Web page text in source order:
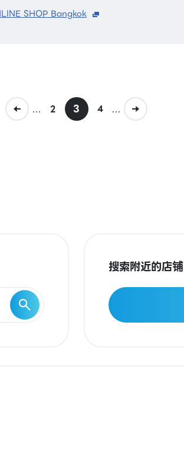
SHOP Bangkok
... 2 3 4 ...
搜索附近的店铺